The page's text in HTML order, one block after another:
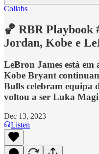
Collabs
🏀 RBR Playbook
Jordan, Kobe e
LeBron James está
Kobe Bryant
Bulls celebram equipa
voltou a ser Luka
Dec 13, 2023
Listen